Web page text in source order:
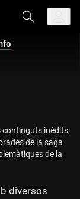
inèdits,
de la saga
de la
diversos